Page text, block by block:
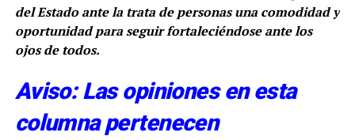
del Estado ante la trata de personas una comodidad y
oportunidad para seguir fortaleciéndose ante los
ojos de todos.
Aviso: Las opiniones en esta
columna pertenecen